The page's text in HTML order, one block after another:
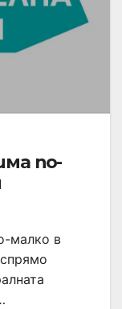
по-
малко в